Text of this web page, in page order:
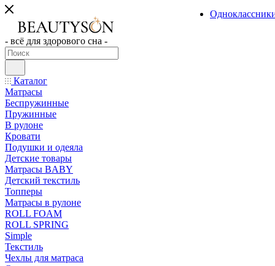
- всё для здорового сна -
Каталог
Матрасы
Беспружинные
Пружинные
В рулоне
Кровати
Подушки и одеяла
Детские товары
Матрасы BABY
Детский текстиль
Топперы
Матрасы в рулоне
ROLL FOAM
ROLL SPRING
Simple
Текстиль
Чехлы для матраса